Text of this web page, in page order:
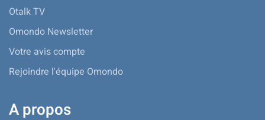
Otalk TV
Omondo Newsletter
Votre avis compte
Rejoindre l'équipe Omondo
A propos